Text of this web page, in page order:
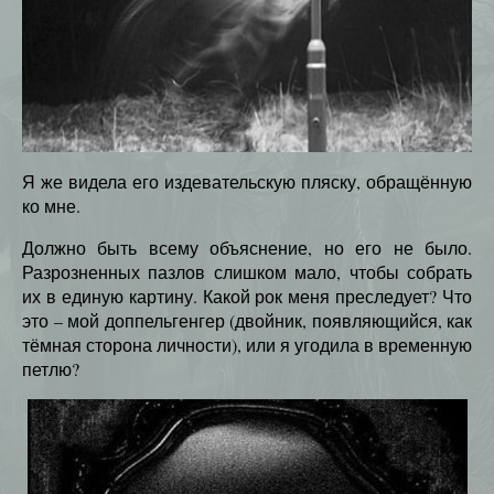
Я же видела его издевательскую пляску, обращённую
ко мне.
Должно быть всему объяснение, но его не было.
Разрозненных пазлов слишком мало, чтобы собрать
их в единую картину. Какой рок меня преследует? Что
это – мой доппельгенгер (двойник, появляющийся, как
тёмная сторона личности), или я угодила в временную
петлю?